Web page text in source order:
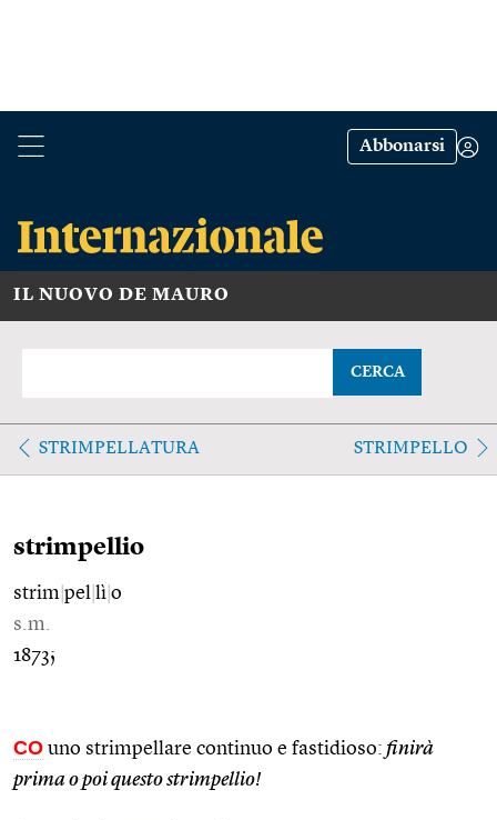
Abbonarsi
IL NUOVO DE MAURO
CERCA
STRIMPELLATURA STRIMPELLO
strimpellio
strim pel lì o
s.m.
1873;
CO uno strimpellare continuo e fastidioso: finirà
prima o poi questo strimpellio!